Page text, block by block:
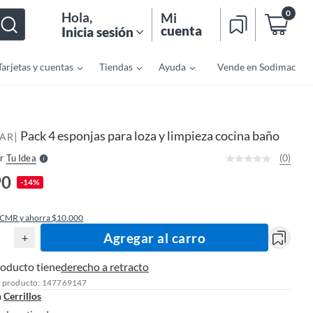
Hola,
Inicia sesión
Mi
cuenta
0
y cuentas Tiendas Ayuda Vende en Sodimac
| Pack 4 esponjas para loza y limpieza cocina baño
Tu IdeaS
l
l
(0)
-14%
y ahorra $10.000
+ Agregar al carro
tienederecho a retracto
producto: 147769147
Cerrillos